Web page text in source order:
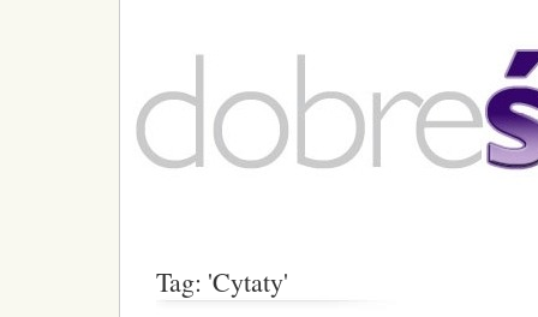
Tag: 'Cytaty'